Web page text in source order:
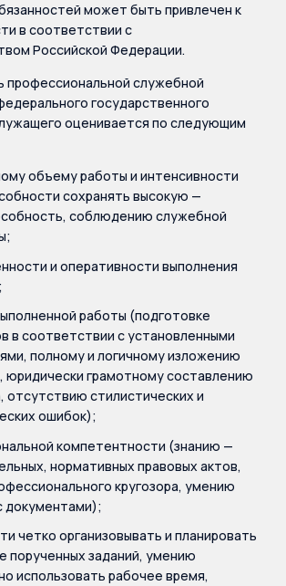
может быть привлечен к
в соответствии с
Российской Федерации.
служебной
государственного
оценивается по следующим
объему работы и интенсивности
сохранять высокую —
соблюдению служебной
и оперативности выполнения
работы (подготовке
в соответствии с установленными
полному и логичному изложению
юридически грамотному составлению
отсутствию стилистических и
ошибок);
компетентности (знанию —
нормативных правовых актов,
кругозора, умению
документами);
четко организовывать и планировать
порученных заданий, умению
использовать рабочее время,